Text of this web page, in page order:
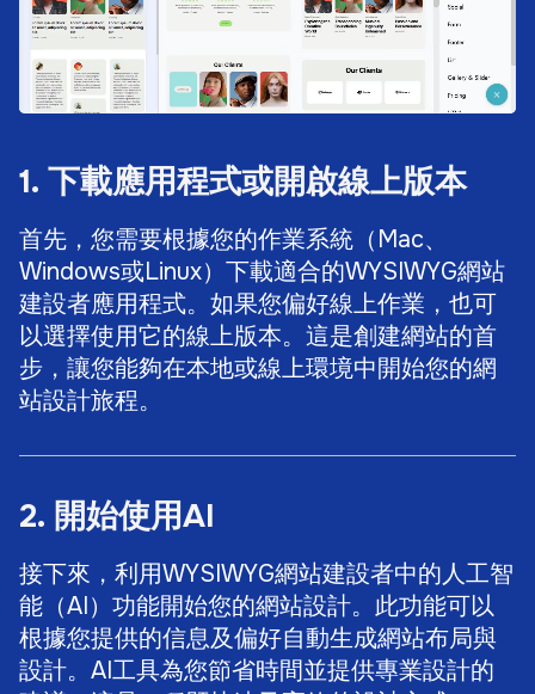
1. 下載應用程式或開啟線上版本
首先，您需要根據您的作業系統（Mac、
Windows或Linux）下載適合的WYSIWYG網站
建設者應用程式。如果您偏好線上作業，也可
以選擇使用它的線上版本。這是創建網站的首
步，讓您能夠在本地或線上環境中開始您的網
站設計旅程。
2. 開始使用AI
接下來，利用WYSIWYG網站建設者中的人工智
能（AI）功能開始您的網站設計。此功能可以
根據您提供的信息及偏好自動生成網站布局與
設計。AI工具為您節省時間並提供專業設計的